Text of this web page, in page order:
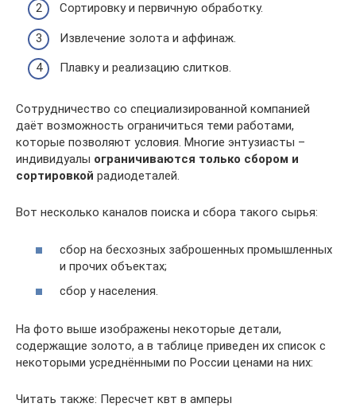
Сортировку и первичную обработку.
Извлечение золота и аффинаж.
Плавку и реализацию слитков.
Сотрудничество со специализированной компанией
даёт возможность ограничиться теми работами,
которые позволяют условия. Многие энтузиасты –
индивидуалы ограничиваются только сбором и
сортировкой радиодеталей.
Вот несколько каналов поиска и сбора такого сырья:
сбор на бесхозных заброшенных промышленных
и прочих объектах;
сбор у населения.
На фото выше изображены некоторые детали,
содержащие золото, а в таблице приведен их список с
некоторыми усреднёнными по России ценами на них:
Читать также: Пересчет квт в амперы